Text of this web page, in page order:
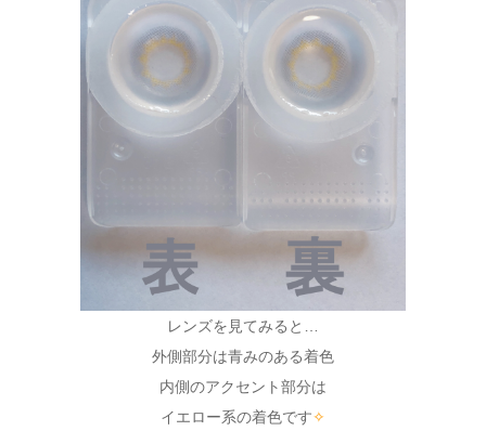
レンズを見てみると…
外側部分は青みのある着色
内側のアクセント部分は
イエロー系の着色です✧